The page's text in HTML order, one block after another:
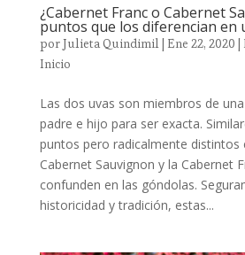
¿Cabernet Franc o Cabernet
puntos que los diferencian en
porJulieta Quindimil| Ene 22, 2020 |
Inicio
Las dos uvas son miembros de
padre e hijo para ser exacta.
puntos pero radicalmente
Cabernet Sauvignon y la Cabernet
confunden en las góndolas.
historicidad y tradición, estas...